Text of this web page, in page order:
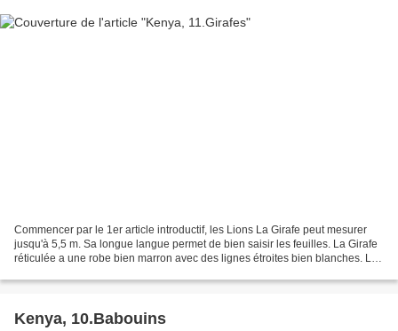
Commencer par le 1er article introductif, les Lions La Girafe peut mesurer
jusqu'à 5,5 m. Sa longue langue permet de bien saisir les feuilles. La Girafe
réticulée a une robe bien marron avec des lignes étroites bien blanches. La
Kenya, 10.Babouins